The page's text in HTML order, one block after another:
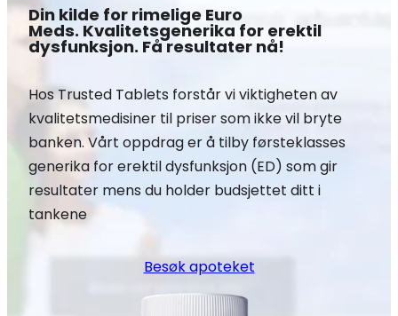
Din kilde for rimelige Euro
Meds. Kvalitetsgenerika for erektil
dysfunksjon. Få resultater nå!
Hos Trusted Tablets forstår vi viktigheten av
kvalitetsmedisiner til priser som ikke vil bryte
banken. Vårt oppdrag er å tilby førsteklasses
generika for erektil dysfunksjon (ED) som gir
resultater mens du holder budsjettet ditt i
tankene
Besøk apoteket